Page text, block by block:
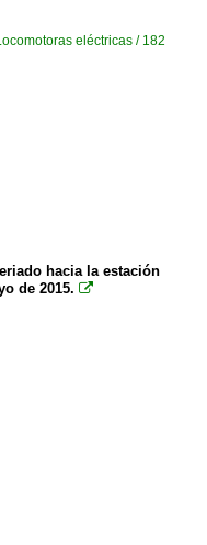
eléctricas / 182
hacia la estación
de 2015. 